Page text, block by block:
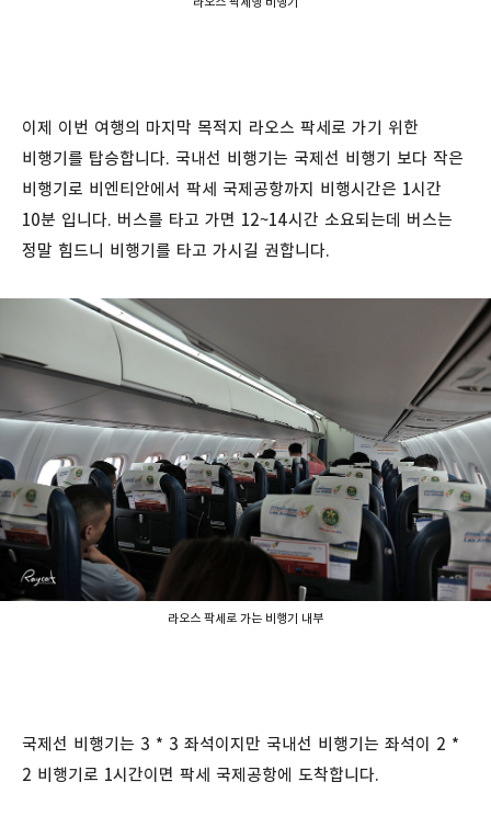
이제 이번 여행의 마지막 목적지 라오스 팍세로 가기 위한
비행기를 탑승합니다. 국내선 비행기는 국제선 비행기 보다 작은
비행기로 비엔티안에서 팍세 국제공항까지 비행시간은 1시간
10분 입니다. 버스를 타고 가면 12~14시간 소요되는데 버스는
정말 힘드니 비행기를 타고 가시길 권합니다.
라오스 팍세로 가는 비행기 내부
국제선 비행기는 3 * 3 좌석이지만 국내선 비행기는 좌석이 2 *
2 비행기로 1시간이면 팍세 국제공항에 도착합니다.